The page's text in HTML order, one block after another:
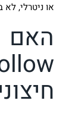
או ניטרלי,